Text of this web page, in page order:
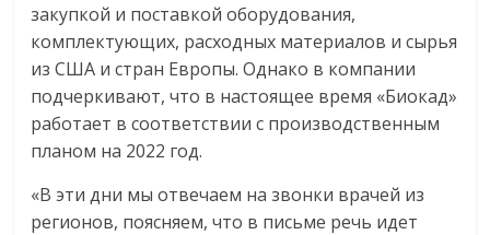
закупкой и поставкой оборудования,
комплектующих, расходных материалов и сырья
из США и стран Европы. Однако в компании
подчеркивают, что в настоящее время «Биокад»
работает в соответствии с производственным
планом на 2022 год.
«В эти дни мы отвечаем на звонки врачей из
регионов, поясняем, что в письме речь идет